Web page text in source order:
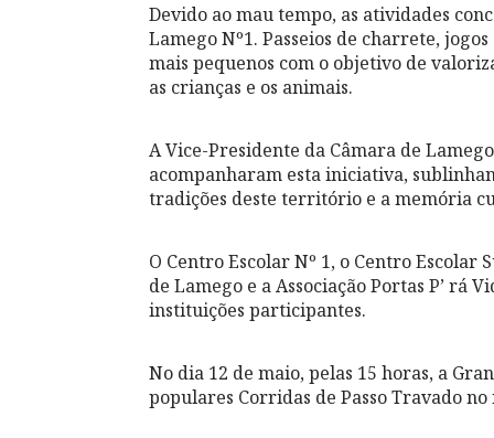
Devido ao mau tempo, as atividades
Lamego Nº1. Passeios de charrete,
mais pequenos com o objetivo de
as crianças e os animais.
A Vice-Presidente da Câmara de
acompanharam esta iniciativa,
tradições deste território e a memória
O Centro Escolar Nº 1, o Centro Escolar
de Lamego e a Associação Portas P’ rá
instituições participantes.
No dia 12 de maio, pelas 15 horas, a
populares Corridas de Passo Travado